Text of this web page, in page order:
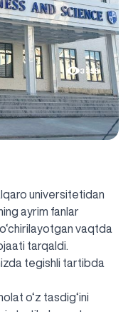
3355
universitetidan
ayrim fanlar
vaqtda
tarqaldi.
tegishli tartibda
o‘z tasdig‘ini